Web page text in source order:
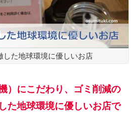
した地球環境に優しいお店
）にこだわり、ゴミ削減の
た地球環境に優しいお店で